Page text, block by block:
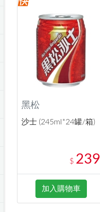
開架/身體保養
成人/嬰兒紙尿褲
黑松
沙士 (245ml*24罐/箱)
$ 239
加入購物車